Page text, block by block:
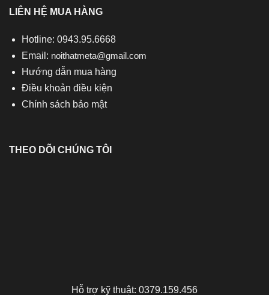
LIÊN HỆ MUA HÀNG
Hotline: 0943.95.6668
Email: noithatmeta@gmail.com
Hướng dẫn mua hàng
Điều khoản điều kiện
Chính sách bảo mật
THEO DÕI CHÚNG TÔI
Hỗ trợ kỹ thuật: 0379.159.456